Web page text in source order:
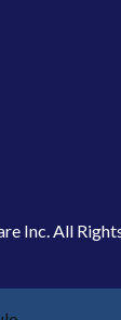
Inc. All